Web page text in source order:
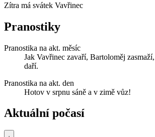
Zítra má svátek Vavřinec
Pranostiky
Pranostika na akt. měsíc
Jak Vavřinec zavaří, Bartoloměj
daří.
Pranostika na akt. den
Hotov v srpnu sáně a v zimě vůz!
Aktuální počasí